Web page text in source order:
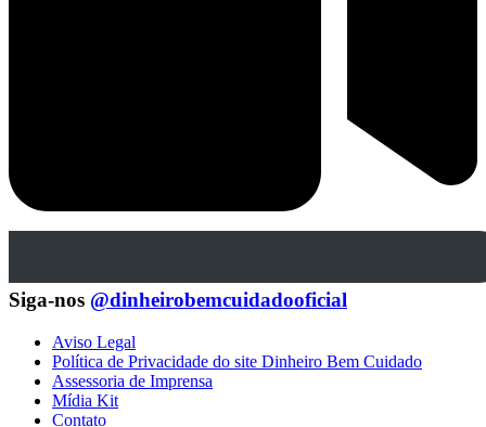
Siga-nos @dinheirobemcuidadooficial
Aviso Legal
Política de Privacidade do site Dinheiro Bem Cuidado
Assessoria de Imprensa
Mídia Kit
Contato